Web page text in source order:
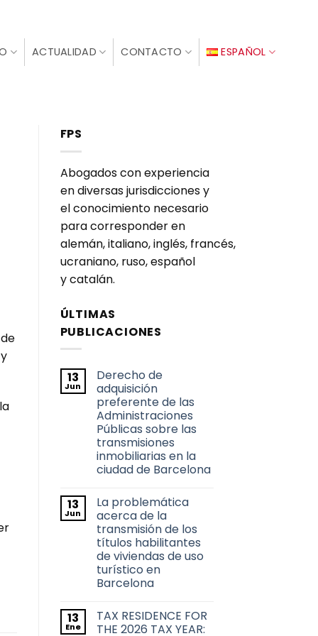
ACTUALIDAD CONTACTO ESPAÑOL
FPS
Abogados con experiencia
en diversas jurisdicciones y
el conocimiento necesario
para corresponder en
alemán, italiano, inglés, francés,
ucraniano, ruso, español
y catalán.
ÚLTIMAS
PUBLICACIONES
13
Jun
Derecho de
adquisición
preferente de las
Administraciones
Públicas sobre las
transmisiones
inmobiliarias en la
ciudad de Barcelona
comentarios
en
Derecho
de
adquisición
preferente
de
las
Administraciones
Públicas
transmisiones
inmobiliarias
en
13
Jun
La problemática
acerca de la
transmisión de los
títulos habilitantes
de viviendas de uso
turístico en
Barcelona
comentarios
en
13
Ene
TAX RESIDENCE FOR
THE 2026 TAX YEAR: